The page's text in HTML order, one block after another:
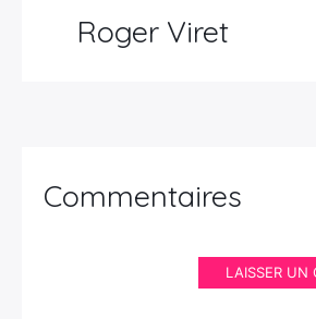
Roger Viret
Commentaires
LAISSER UN